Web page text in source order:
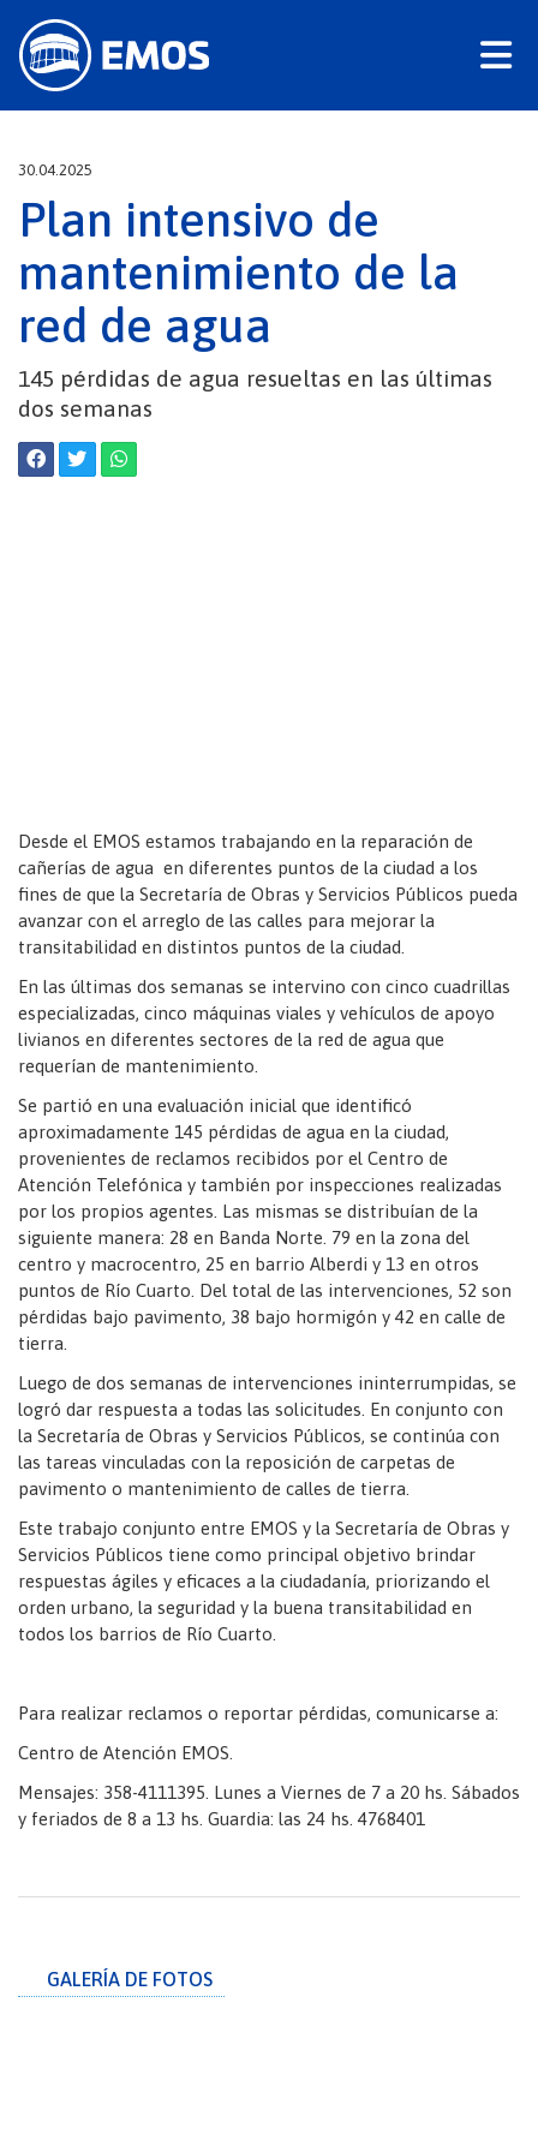
30.04.2025
Plan intensivo de
mantenimiento de la
red de agua
145 pérdidas de agua resueltas en las últimas
dos semanas
Desde el EMOS estamos trabajando en la reparación de
cañerías de agua en diferentes puntos de la ciudad a los
fines de que la Secretaría de Obras y Servicios Públicos pueda
avanzar con el arreglo de las calles para mejorar la
transitabilidad en distintos puntos de la ciudad.
En las últimas dos semanas se intervino con cinco cuadrillas
especializadas, cinco máquinas viales y vehículos de apoyo
livianos en diferentes sectores de la red de agua que
requerían de mantenimiento.
Se partió en una evaluación inicial que identificó
aproximadamente 145 pérdidas de agua en la ciudad,
provenientes de reclamos recibidos por el Centro de
Atención Telefónica y también por inspecciones realizadas
por los propios agentes. Las mismas se distribuían de la
siguiente manera: 28 en Banda Norte. 79 en la zona del
centro y macrocentro, 25 en barrio Alberdi y 13 en otros
puntos de Río Cuarto. Del total de las intervenciones, 52 son
pérdidas bajo pavimento, 38 bajo hormigón y 42 en calle de
tierra.
Luego de dos semanas de intervenciones ininterrumpidas, se
logró dar respuesta a todas las solicitudes. En conjunto con
la Secretaría de Obras y Servicios Públicos, se continúa con
las tareas vinculadas con la reposición de carpetas de
pavimento o mantenimiento de calles de tierra.
Este trabajo conjunto entre EMOS y la Secretaría de Obras y
Servicios Públicos tiene como principal objetivo brindar
respuestas ágiles y eficaces a la ciudadanía, priorizando el
orden urbano, la seguridad y la buena transitabilidad en
todos los barrios de Río Cuarto.
Para realizar reclamos o reportar pérdidas, comunicarse a:
Centro de Atención EMOS.
Mensajes: 358-4111395. Lunes a Viernes de 7 a 20 hs. Sábados
y feriados de 8 a 13 hs. Guardia: las 24 hs. 4768401
GALERÍA DE FOTOS